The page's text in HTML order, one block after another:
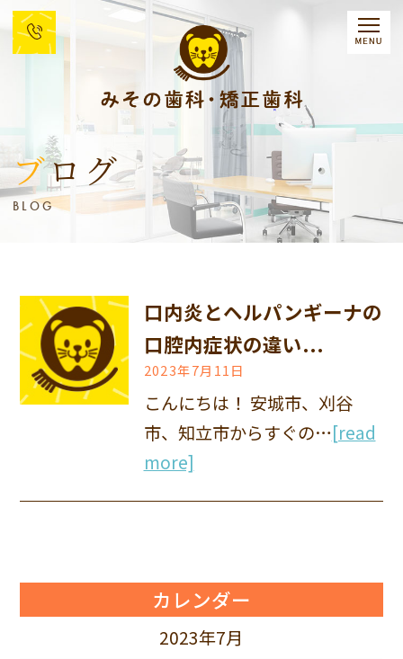
ブログ
BLOG
口内炎とヘルパンギーナの
口腔内症状の違い...
2023年7月11日
こんにちは！ 安城市、刈谷
市、知立市からすぐの…[read
more]
カレンダー
2023年7月